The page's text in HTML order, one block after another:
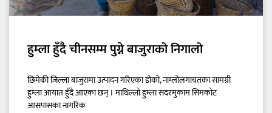
हुम्ला हुँदै चीनसम्म पुग्ने बाजुराको निगालो
छिमेकी जिल्ला बाजुरामा उत्पादन गरिएका डोको, नाम्लोलगायतका सामग्री
हुम्ला आयात हुँदै आएका छन् । माथिल्लो हुम्ला सदरमुकाम सिमकोट
आसपासका नागरिक